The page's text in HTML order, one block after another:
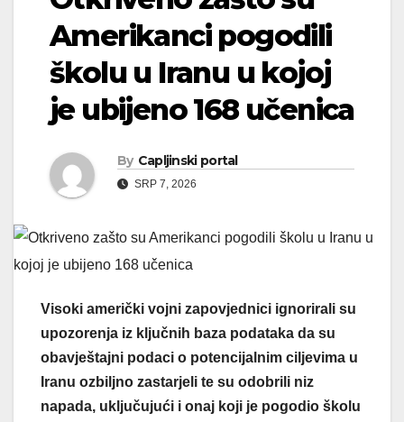
Amerikanci pogodili
školu u Iranu u kojoj
je ubijeno 168 učenica
By Capljinski portal
SRP 7, 2026
Visoki američki vojni zapovjednici ignorirali su
upozorenja iz ključnih baza podataka da su
obavještajni podaci o potencijalnim ciljevima u
Iranu ozbiljno zastarjeli te su odobrili niz
napada, uključujući i onaj koji je pogodio školu